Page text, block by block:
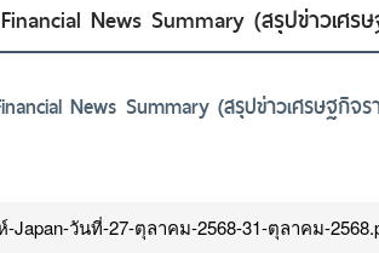
News Summary (สรุปข่าวเศร
News Summary (สรุปข่าวเศรษฐกิจ
Japan-วันที่-27-ตุลาคม-2568-31-ตุลาคม-